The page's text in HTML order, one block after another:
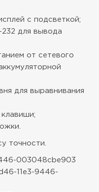
с подсветкой;
для вывода
от сетевого
для выравнивания
точности.
003048cbe903
11e3-9446-